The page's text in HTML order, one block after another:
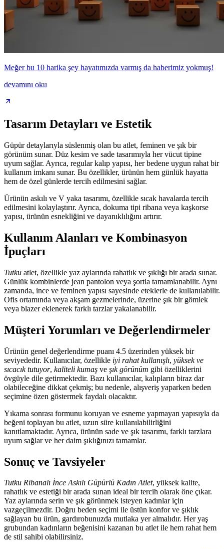
Meğer bu 10 harika şey hayatımızda varmış da haberimiz yokmuş!
devamını oku
Tasarım Detayları ve Estetik
Güpür detaylarıyla süslenmiş olan bu atlet, feminen ve şık bir
görünüm sunar. Düz kesim ve sade tasarımıyla her vücut tipine
uyum sağlar. Ayrıca, regular kalıp yapısı, her bedene uygun rahat bir
kullanım imkanı sunar. Bu özellikler, ürünün hem günlük hayatta
hem de özel günlerde tercih edilmesini sağlar.
Ürünün askılı ve V yaka tasarımı, özellikle sıcak havalarda tercih
edilmesini kolaylaştırır. Ayrıca, dokuma tipi ribana veya kaşkorse
yapısı, ürünün esnekliğini ve dayanıklılığını artırır.
Kullanım Alanları ve Kombinasyon
İpuçları
Tutku atlet, özellikle yaz aylarında rahatlık ve şıklığı bir arada sunar.
Günlük kombinlerde jean pantolon veya şortla tamamlanabilir. Aynı
zamanda, ince ve feminen yapısı sayesinde eteklerle de kullanılabilir.
Ofis ortamında veya akşam gezmelerinde, üzerine şık bir gömlek
veya blazer eklenerek farklı tarzlar yakalanabilir.
Müşteri Yorumları ve Değerlendirmeler
Ürünün genel değerlendirme puanı 4.5 üzerinden yüksek bir
seviyededir. Kullanıcılar, özellikle iyi rahat kullanışlı, yüksek ve
sıcacık tutuyor, kaliteli kumaş ve şık görünüm gibi özelliklerini
övgüyle dile getirmektedir. Bazı kullanıcılar, kalıpların biraz dar
olabileceğine dikkat çekmiş; bu nedenle, alışveriş yaparken beden
seçimine özen göstermek faydalı olacaktır.
Yıkama sonrası formunu koruyan ve esneme yapmayan yapısıyla da
beğeni toplayan bu atlet, uzun süre kullanılabilirliğini
kanıtlamaktadır. Ayrıca, ürünün sade ve şık tasarımı, farklı tarzlara
uyum sağlar ve her daim şıklığınızı tamamlar.
Sonuç ve Tavsiyeler
Tutku Ribanalı İnce Askılı Güpürlü Kadın Atlet, yüksek kalite,
rahatlık ve estetiği bir arada sunan ideal bir tercih olarak öne çıkar.
Yaz aylarında serin ve şık görünmek isteyen kadınlar için
vazgeçilmezdir. Doğru beden seçimi ile üstün konfor ve şıklık
sağlayan bu ürün, gardırobunuzda mutlaka yer almalıdır. Her yaş
grubundan kadınların beğenisini kazanan bu atlet ile hem rahat hem
de stil sahibi olabilirsiniz.